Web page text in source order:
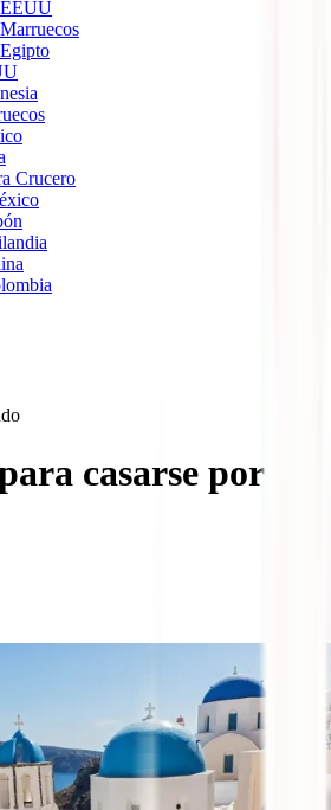
EEUU
Crucero
casarse por el